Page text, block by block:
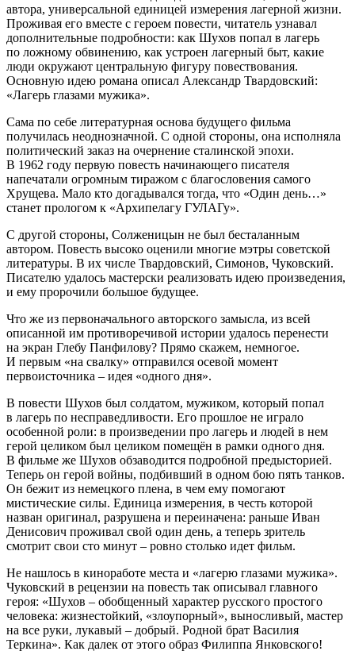
автора, универсальной единицей измерения лагерной жизни.
Проживая его вместе с героем повести, читатель узнавал
дополнительные подробности: как Шухов попал в лагерь
по ложному обвинению, как устроен лагерный быт, какие
люди окружают центральную фигуру повествования.
Основную идею романа описал Александр Твардовский:
«Лагерь глазами мужика».
Сама по себе литературная основа будущего фильма
получилась неоднозначной. С одной стороны, она исполняла
политический заказ на очернение сталинской эпохи.
В 1962 году первую повесть начинающего писателя
напечатали огромным тиражом с благословения самого
Хрущева. Мало кто догадывался тогда, что «Один день…»
станет прологом к «Архипелагу ГУЛАГу».
С другой стороны, Солженицын не был бесталанным
автором. Повесть высоко оценили многие мэтры советской
литературы. В их числе Твардовский, Симонов, Чуковский.
Писателю удалось мастерски реализовать идею произведения,
и ему пророчили большое будущее.
Что же из первоначального авторского замысла, из всей
описанной им противоречивой истории удалось перенести
на экран Глебу Панфилову? Прямо скажем, немногое.
И первым «на свалку» отправился осевой момент
первоисточника – идея «одного дня».
В повести Шухов был солдатом, мужиком, который попал
в лагерь по несправедливости. Его прошлое не играло
особенной роли: в произведении про лагерь и людей в нем
герой целиком был целиком помещён в рамки одного дня.
В фильме же Шухов обзаводится подробной предысторией.
Теперь он герой войны, подбивший в одном бою пять танков.
Он бежит из немецкого плена, в чем ему помогают
мистические силы. Единица измерения, в честь которой
назван оригинал, разрушена и переиначена: раньше Иван
Денисович проживал свой один день, а теперь зритель
смотрит свои сто минут – ровно столько идет фильм.
Не нашлось в киноработе места и «лагерю глазами мужика».
Чуковский в рецензии на повесть так описывал главного
героя: «Шухов – обобщенный характер русского простого
человека: жизнестойкий, «злоупорный», выносливый, мастер
на все руки, лукавый – добрый. Родной брат Василия
Теркина». Как далек от этого образ Филиппа Янковского!